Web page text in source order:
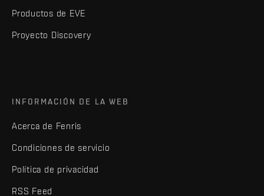
Productos de EVE
Proyecto Discovery
INFORMACIÓN DE LA WEB
Acerca de Fenris
Condiciones de servicio
Política de privacidad
RSS Feed